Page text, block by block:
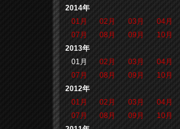
2014年
01月
02月 03月 04月
07月
08月 09月 10月
2013年
01月
02月 03月 04月
07月
08月 09月 10月
2012年
01月
02月 03月 04月
07月
08月 09月 10月